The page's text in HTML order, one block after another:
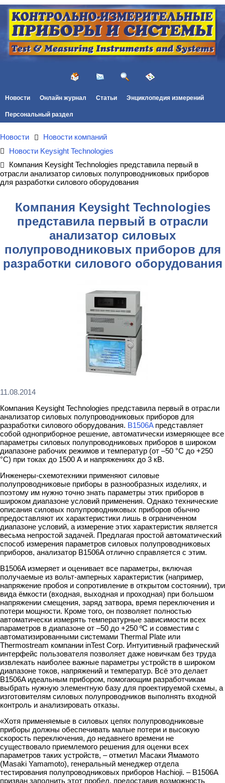
Новости Онлайн журнал Статьи Энциклопедия измерений
Персональный раздел
Новости
Новости компаний
Новости Keysight Technologies
Компания Keysight Technologies представила первый в
отрасли анализатор силовых полупроводниковых приборов
для разработки силового оборудования
Компания Keysight Technologies
представила первый в отрасли
анализатор силовых
полупроводниковых приборов для
разработки силового оборудования
11.08.2014
Компания Keysight Technologies представила первый в отрасли
анализатор силовых полупроводниковых приборов для
разработки силового оборудования. B1506Aпредставляет
собой одноприборное решение, автоматически измеряющее все
параметры силовых полупроводниковых приборов в широком
диапазоне рабочих режимов и температур (от –50 °C до +250
°C) при токах до 1500 А и напряжениях до 3 кВ.
Инженеры-схемотехники применяют силовые
полупроводниковые приборы в разнообразных изделиях, и
поэтому им нужно точно знать параметры этих приборов в
широком диапазоне условий применения. Однако технические
описания силовых полупроводниковых приборов обычно
предоставляют их характеристики лишь в ограниченном
диапазоне условий, а измерение этих характеристик является
весьма непростой задачей. Предлагая простой автоматический
способ измерения параметров силовых полупроводниковых
приборов, анализатор B1506A отлично справляется с этим.
B1506A измеряет и оценивает все параметры, включая
получаемые из вольт-амперных характеристик (например,
напряжение пробоя и сопротивление в открытом состоянии), три
вида ёмкости (входная, выходная и проходная) при большом
напряжении смещения, заряд затвора, время переключения и
потери мощности. Кроме того, он позволяет полностью
автоматически измерять температурные зависимости всех
параметров в диапазоне от –50 до +250 ºC и совместим с
автоматизированными системами Thermal Plate или
Thermostream компании inTest Corp. Интуитивный графический
интерфейс пользователя позволяет даже новичкам без труда
извлекать наиболее важные параметры устройств в широком
диапазоне токов, напряжений и температур. Всё это делает
B1506A идеальным прибором, помогающим разработчикам
выбрать нужную элементную базу для проектируемой схемы, а
изготовителям силовых полупроводников выполнять входной
контроль и анализировать отказы.
«Хотя применяемые в силовых цепях полупроводниковые
приборы должны обеспечивать малые потери и высокую
скорость переключения, до недавнего времени не
существовало приемлемого решения для оценки всех
параметров таких устройств, – отметил Масаки Ямамото
(Masaki Yamamoto), генеральный менеджер отдела
тестирования полупроводниковых приборов Hachioji. – B1506A
призван заполнить этот пробел, предоставив возможность